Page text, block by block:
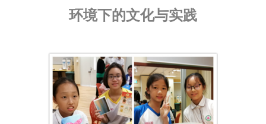
环境下的文化与实践